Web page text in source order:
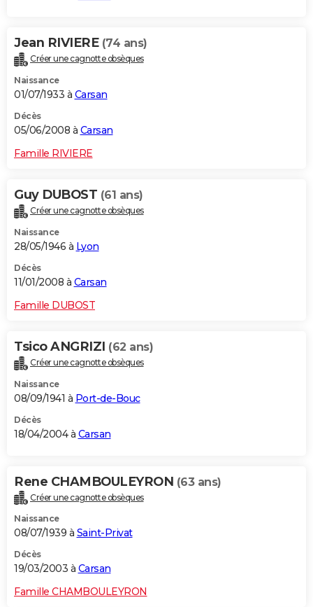
Jean RIVIERE (74 ans)
Créer une cagnotte obsèques
Naissance
01/07/1933 à Carsan
Décès
05/06/2008 à Carsan
Famille RIVIERE
Guy DUBOST (61 ans)
Créer une cagnotte obsèques
Naissance
28/05/1946 à Lyon
Décès
11/01/2008 à Carsan
Famille DUBOST
Tsico ANGRIZI (62 ans)
Créer une cagnotte obsèques
Naissance
08/09/1941 à Port-de-Bouc
Décès
18/04/2004 à Carsan
Rene CHAMBOULEYRON (63 ans)
Créer une cagnotte obsèques
Naissance
08/07/1939 à Saint-Privat
Décès
19/03/2003 à Carsan
Famille CHAMBOULEYRON